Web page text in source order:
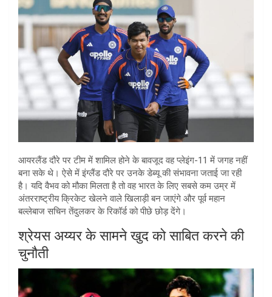
आयरलैंड दौरे पर टीम में शामिल होने के बावजूद वह प्लेइंग-11 में जगह नहीं
बना सके थे। ऐसे में इंग्लैंड दौरे पर उनके डेब्यू की संभावना जताई जा रही
है। यदि वैभव को मौका मिलता है तो वह भारत के लिए सबसे कम उम्र में
अंतरराष्ट्रीय क्रिकेट खेलने वाले खिलाड़ी बन जाएंगे और पूर्व महान
बल्लेबाज सचिन तेंदुलकर के रिकॉर्ड को पीछे छोड़ देंगे।
श्रेयस अय्यर के सामने खुद को साबित करने की
चुनौती